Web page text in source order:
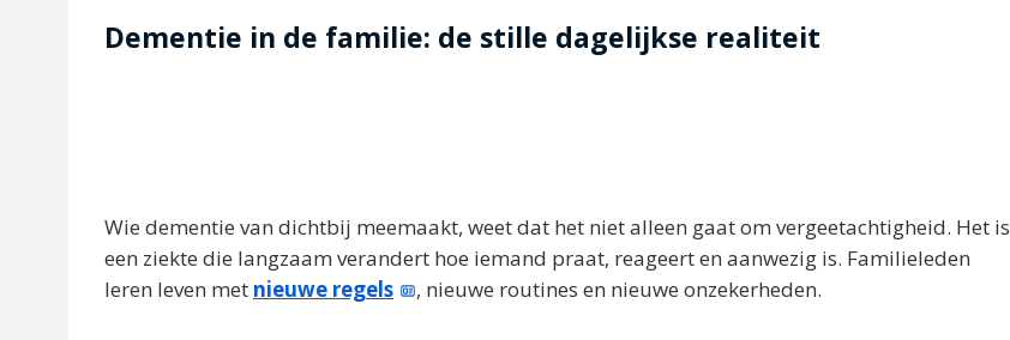
Dementie in de familie: de stille dagelijkse realiteit
Wie dementie van dichtbij meemaakt, weet dat het niet alleen gaat om vergeetachtigheid. Het is
een ziekte die langzaam verandert hoe iemand praat, reageert en aanwezig is. Familieleden
leren leven met nieuwe regels , nieuwe routines en nieuwe onzekerheden.